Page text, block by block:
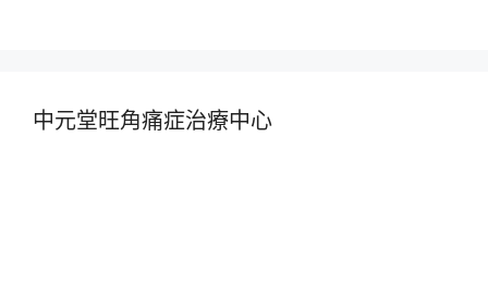
中元堂旺角痛症治療中心